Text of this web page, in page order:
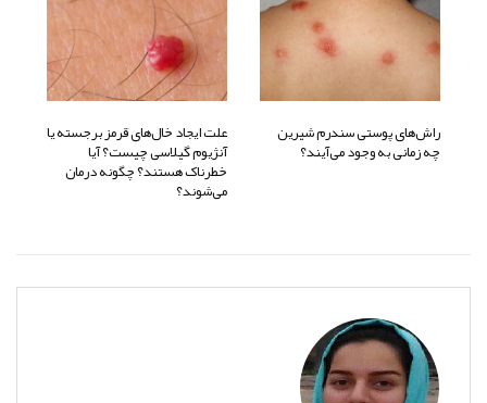
راش‌های پوستی سندرم شیرین
چه زمانی به وجود می‌آیند؟
علت ایجاد خال‌های قرمز برجسته یا
آنژیوم گیلاسی چیست؟ آیا
خطرناک هستند؟ چگونه درمان
می‌شوند؟